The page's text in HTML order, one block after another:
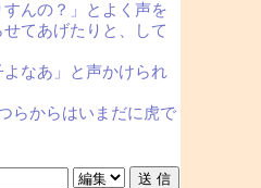
んの？」とよく声を
てあげたりと、して
なあ」と声かけられ
らからはいまだに虎で